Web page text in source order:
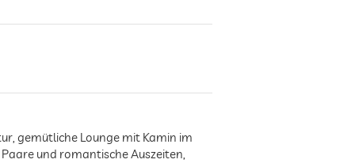
gemütliche Lounge mit Kamin im
und romantische Auszeiten,